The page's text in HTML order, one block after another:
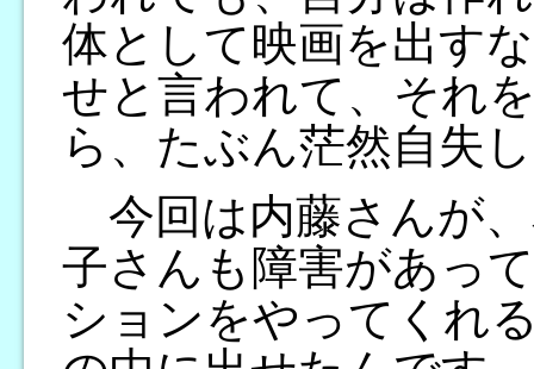
体として映画を出す
せと言われて、それ
ら、たぶん茫然自失
今回は内藤さんが
子さんも障害があっ
ションをやってくれ